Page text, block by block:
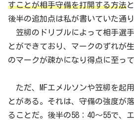
すことが相手守備を打開する方法
後半の追加点は私が書いていた通
笠柳のドリブルによって相手選
とができており、マークのずれが
のマークが疎かになり得点に至って
ただ、MFエメルソンや笠柳を起
とがある。それは、守備の強度が
ることだ。後半の58：40～55で、